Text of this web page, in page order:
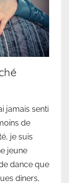
jamais senti
de
je suis
jeune
dance que
diners,